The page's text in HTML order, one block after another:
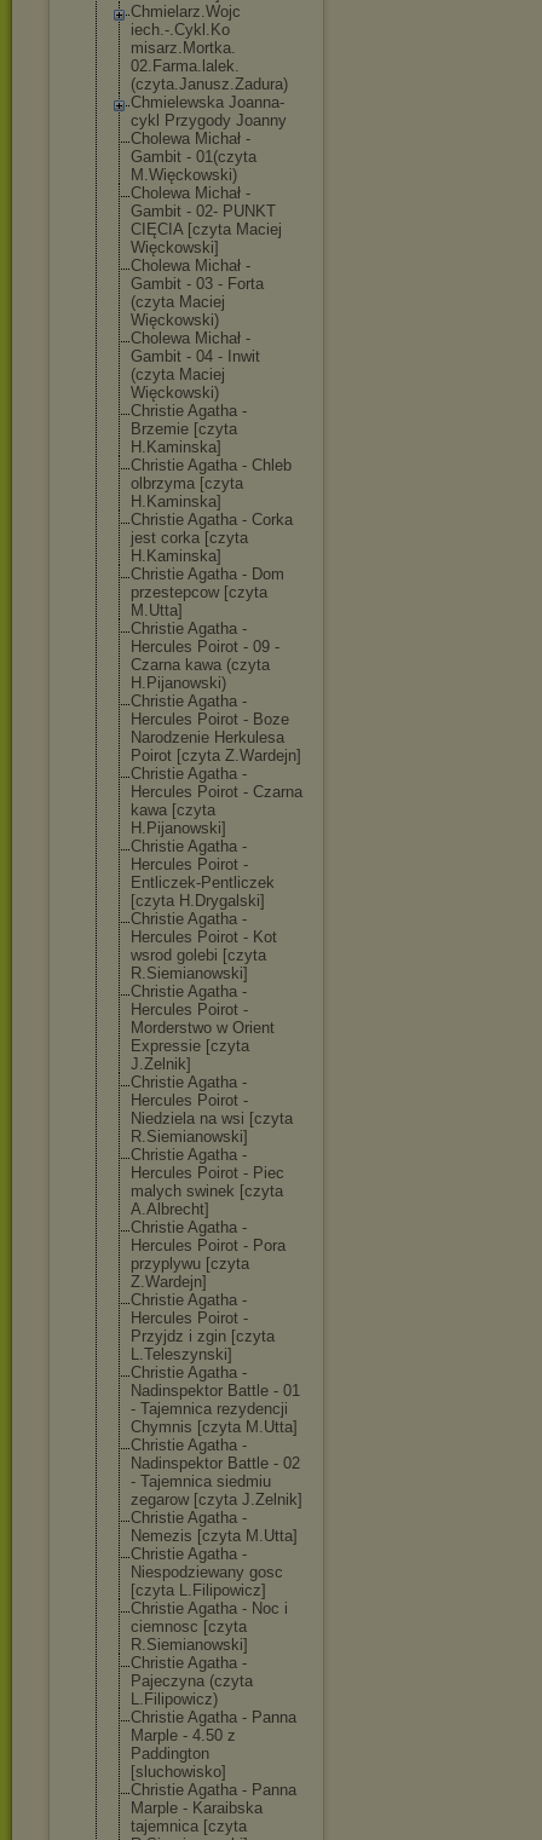
Chmielarz.Wojc
iech.-.Cykl.Ko
misarz.Mortka.
02.Farma.lalek.
(czyta.Janusz.Zadura)
Chmielewska Joanna-
cykl Przygody Joanny
Cholewa Michał -
Gambit - 01(czyta
M.Więckowski)
Cholewa Michał -
Gambit - 02- PUNKT
CIĘCIA [czyta Maciej
Więckowski]
Cholewa Michał -
Gambit - 03 - Forta
(czyta Maciej
Więckowski)
Cholewa Michał -
Gambit - 04 - Inwit
(czyta Maciej
Więckowski)
Christie Agatha -
Brzemie [czyta
H.Kaminska]
Christie Agatha - Chleb
olbrzyma [czyta
H.Kaminska]
Christie Agatha - Corka
jest corka [czyta
H.Kaminska]
Christie Agatha - Dom
przestepcow [czyta
M.Utta]
Christie Agatha -
Hercules Poirot - 09 -
Czarna kawa (czyta
H.Pijanowski)
Christie Agatha -
Hercules Poirot - Boze
Narodzenie Herkulesa
Poirot [czyta Z.Wardejn]
Christie Agatha -
Hercules Poirot - Czarna
kawa [czyta
H.Pijanowski]
Christie Agatha -
Hercules Poirot -
Entliczek-Pent liczek
[czyta H.Drygalski]
Christie Agatha -
Hercules Poirot - Kot
wsrod golebi [czyta
R.Siemianowski]
Christie Agatha -
Hercules Poirot -
Morderstwo w Orient
Expressie [czyta
J.Zelnik]
Christie Agatha -
Hercules Poirot -
Niedziela na wsi [czyta
R.Siemianowski]
Christie Agatha -
Hercules Poirot - Piec
malych swinek [czyta
A.Albrecht]
Christie Agatha -
Hercules Poirot - Pora
przyplywu [czyta
Z.Wardejn]
Christie Agatha -
Hercules Poirot -
Przyjdz i zgin [czyta
L.Teleszynski]
Christie Agatha -
Nadinspektor Battle - 01
- Tajemnica rezydencji
Chymnis [czyta M.Utta]
Christie Agatha -
Nadinspektor Battle - 02
- Tajemnica siedmiu
zegarow [czyta J.Zelnik]
Christie Agatha -
Nemezis [czyta M.Utta]
Christie Agatha -
Niespodziewany gosc
[czyta L.Filipowicz]
Christie Agatha - Noc i
ciemnosc [czyta
R.Siemianowski]
Christie Agatha -
Pajeczyna (czyta
L.Filipowicz)
Christie Agatha - Panna
Marple - 4.50 z
Paddington
[sluchowisko]
Christie Agatha - Panna
Marple - Karaibska
tajemnica [czyta